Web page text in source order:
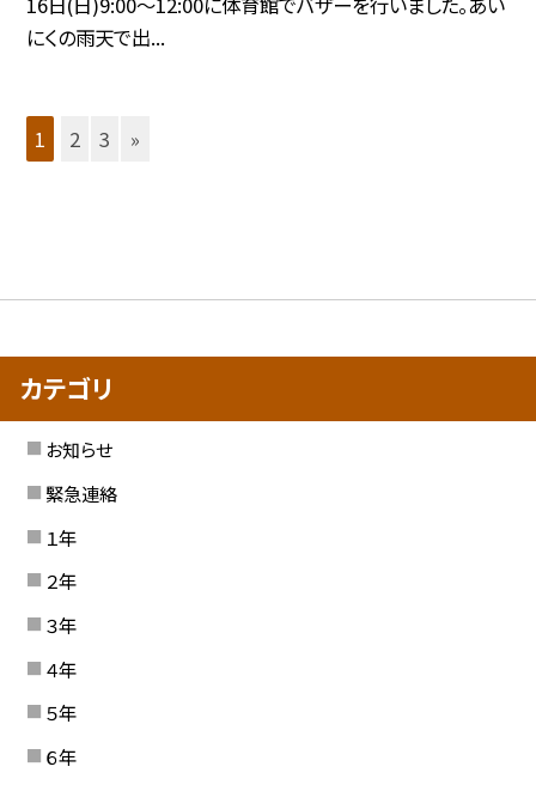
にくの雨天で出...
1 2 3 »
カテゴリ
お知らせ
緊急連絡
１年
２年
３年
４年
５年
６年